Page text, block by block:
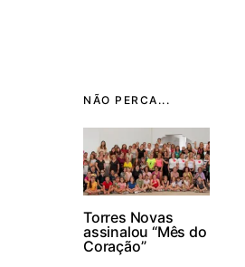
NÃO PERCA...
Torres Novas
assinalou “Mês do
Coração”